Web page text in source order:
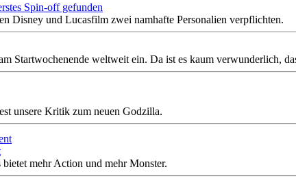
Spin-off gefunden
Disney und Lucasfilm zwei namhafte Personalien verpflichten.
Startwochenende weltweit ein. Da ist es kaum verwunderlich,
unsere Kritik zum neuen Godzilla.
mehr Action und mehr Monster.